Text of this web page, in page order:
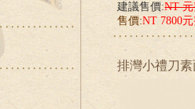
建議售價:NT
售價:NT 7800
排灣小禮刀